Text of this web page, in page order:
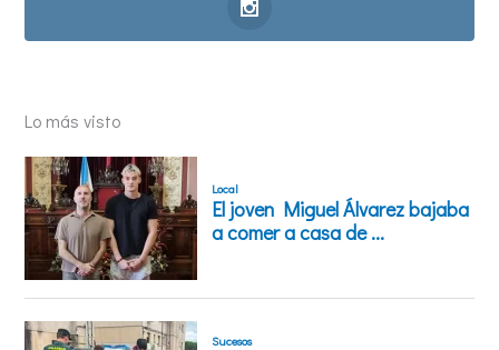
Lo más visto